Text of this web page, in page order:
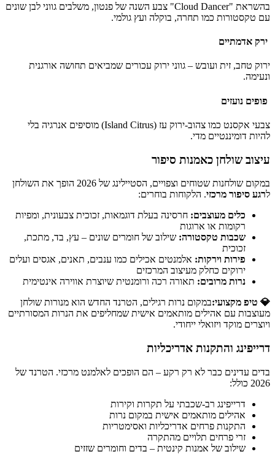
בהשראת "Cloud Dancer" צבע השנה של פנטון, משלבים גווני לבן שונים
עם טקסטורות כמו תחרה, בוקלה ועץ גולמי.
ירק אדמתיים
ירוק טחב, זית ועובש – גווני ירוק עכורים שמביאים תחושה אורגנית
ונעימה.
פופים נועזים
צבעי אקסנט כמו צהוב-ירוק עז (Island Citrus) מוסיפים אנרגיה בלי
להיות דומיננטיים מדי.
עיצוב שולחן כאמנות סיפור
במקום שולחנות שטוחים וצפויים, הסטיילינג של 2026 הופך את השולחן
לרגע סיפור מרכזי. הלקוחות בוחרים:
כלים מעוצבים: חרסינה בעלת דוגמאות, זכוכית צבעונית, ומפיות
רקומות או ארוגות
שכבות טקסטורה: שילוב של חומרים שונים – עץ, בד, מתכת,
זכוכית
פירות וירקות: אלמנטים אכילים כמו ענבים, תאנים, אגסים ועלים
ירוקים כחלק מעיצוב המרכזים
נרות מרובים: תאורה רכה ורומנטית שיוצרת אווירה אינטימית
💎 טיפ מקצועי:במקום נרות רגילים, הטרנד החדש הוא מנורות שולחן
מעוצבות עם אהילים מותאמים אישית שמחליפים את הנרות המסורתיים
ויוצרים מוקד ויזואלי ייחודי.
דרייפינג והתקנות אדריכליות
בדים עדינים כבר לא רק רקע – הם הופכים לאלמנט מרכזי. הטרנד של
2026 כולל:
דרייפינג רב-שכבתי על תקרות וקירות
אהילים מותאמים אישית במקום נרות
התקנות פרחים אדריכליות ואסימטריות
זרי פרחים תלויים מהתקרה
שילוב של אמנות קינטית – בדים וחומרים שזזים